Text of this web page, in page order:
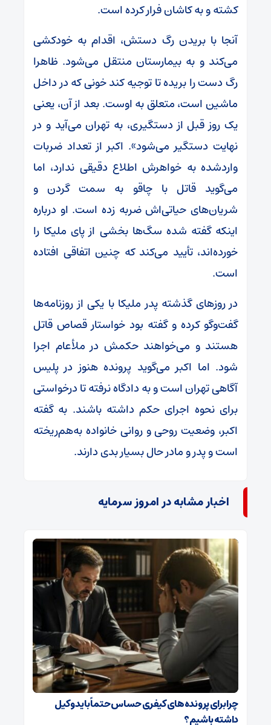
کشته و به کاشان فرار کرده است.
آنجا با بریدن رگ دستش، اقدام به خودکشی
می‌کند و به بیمارستان منتقل می‌شود. ظاهرا
رگ دست را بریده تا توجیه کند خونی که در داخل
ماشین است، متعلق به اوست. بعد از آن، یعنی
یک روز قبل از دستگیری، به تهران می‌آید و در
نهایت دستگیر می‌شود». اکبر از تعداد ضربات
واردشده به خواهرش اطلاع دقیقی ندارد، اما
می‌گوید قاتل با چاقو به سمت گردن و
شریان‌های حیاتی‌اش ضربه زده است. او درباره
اینکه گفته شده سگ‌ها بخشی از پای ملیکا را
خورده‌اند، تأیید می‌کند که چنین اتفاقی افتاده
است.
در روز‌های گذشته پدر ملیکا با یکی از روزنامه‌ها
گفت‌و‌گو کرده و گفته بود خواستار قصاص قاتل
هستند و می‌خواهند حکمش در ملأعام اجرا
شود. اما اکبر می‌گوید پرونده هنوز در پلیس
آگاهی تهران است و به دادگاه نرفته تا درخواستی
برای نحوه اجرای حکم داشته باشند. به گفته
اکبر، وضعیت روحی و روانی خانواده به‌هم‌ریخته
است و پدر و مادر حال بسیار بدی دارند.
اخبار مشابه در امروز سرمایه
چرا برای پرونده‌های کیفری حساس حتماً باید وکیل
داشته باشیم؟